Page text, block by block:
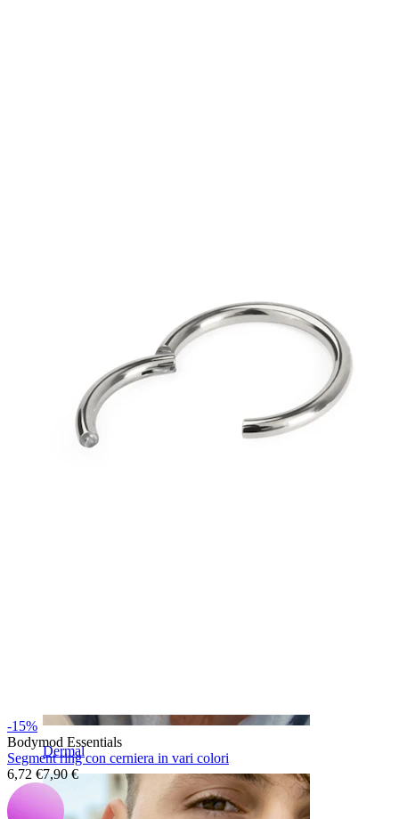
Sopracciglio
Dermal
-15%
Bodymod Essentials
Segment ring con cerniera in vari colori
6,72 €7,90 €